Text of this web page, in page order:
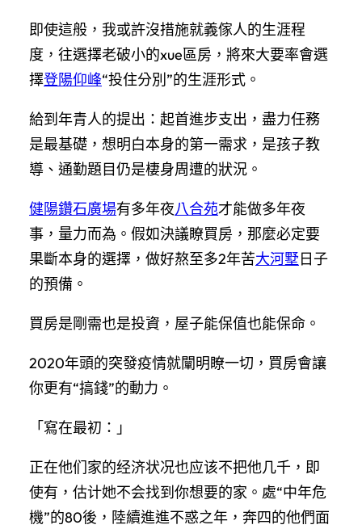
即使這般，我或許沒措施就義傢人的生涯程
度，往選擇老破小的xue區房，將來大要率會選
擇登陽仰峰“投住分別”的生涯形式。
給到年青人的提出：起首進步支出，盡力任務
是最基礎，想明白本身的第一需求，是孩子教
導、通勤題目仍是棲身周遭的狀況。
健陽鑽石廣場有多年夜八合苑才能做多年夜
事，量力而為。假如決議瞭買房，那麼必定要
果斷本身的選擇，做好熬至多2年苦大河墅日子
的預備。
買房是剛需也是投資，屋子能保值也能保命。
2020年頭的突發疫情就闡明瞭一切，買房會讓
你更有“搞錢”的動力。
「寫在最初：」
正在他们家的经济状况也应该不把他几千，即
使有，估计她不会找到你想要的家。處“中年危
機”的80後，陸續進進不惑之年，奔四的他們面